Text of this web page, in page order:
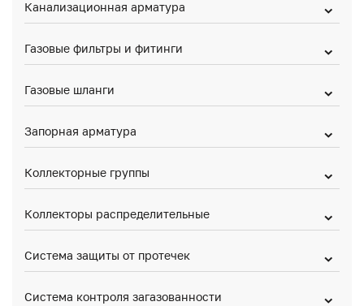
Канализационная арматура
Газовые фильтры и фитинги
Газовые шланги
Запорная арматура
Коллекторные группы
Коллекторы распределительные
Система защиты от протечек
Система контроля загазованности